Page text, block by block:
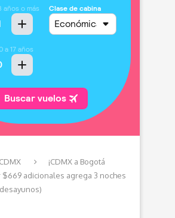
CDMX
¡CDMX a Bogotá
$669 adicionales agrega 3 noches